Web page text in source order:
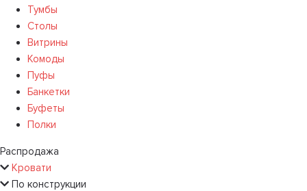
Тумбы
Столы
Витрины
Комоды
Пуфы
Банкетки
Буфеты
Полки
Распродажа
Кровати
По конструкции